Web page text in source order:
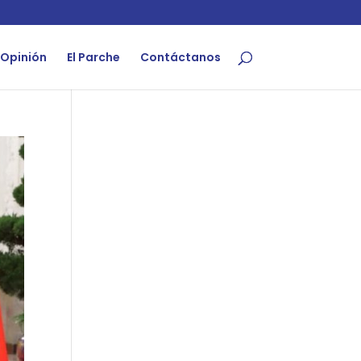
Opinión El Parche Contáctanos